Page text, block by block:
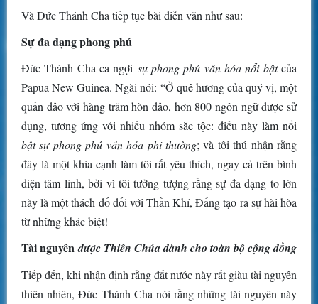
Và Đức Thánh Cha tiếp tục bài diễn văn như sau:
Sự đa dạng phong phú
Đức Thánh Cha ca ngợi sự phong phú văn hóa nổi bậtcủa
Papua New Guinea. Ngài nói: “Ở quê hương của quý vị, một
quần đảo với hàng trăm hòn đảo, hơn 800 ngôn ngữ được sử
dụng, tương ứng với nhiều nhóm sắc tộc: điều này làm nổi
bật sự phong phú văn hóa phi thường; và tôi thú nhận rằng
đây là một khía cạnh làm tôi rất yêu thích, ngay cả trên bình
diện tâm linh, bởi vì tôi tưởng tượng rằng sự đa dạng to lớn
này là một thách đố đối với Thần Khí, Đấng tạo ra sự hài hòa
từ những khác biệt!
Tài nguyênđược Thiên Chúa dành cho toàn bộ cộng đồng
Tiếp đến, khi nhận định rằng đất nước này rất giàu tài nguyên
thiên nhiên, Đức Thánh Cha nói rằng những tài nguyên này